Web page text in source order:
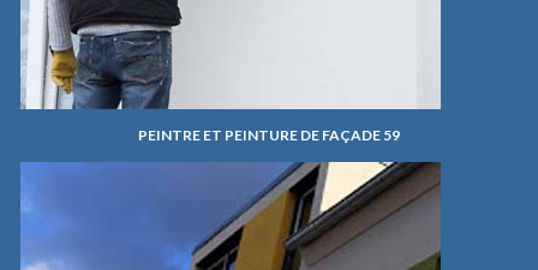
PEINTRE ET PEINTURE DE FAÇADE 59